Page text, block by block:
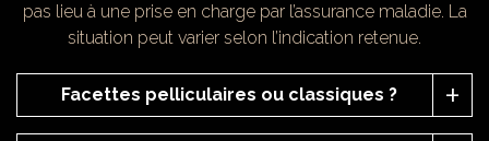
pas lieu à une prise en charge par l’assurance maladie. La
situation peut varier selon l’indication retenue.
Facettes pelliculaires ou classiques ?